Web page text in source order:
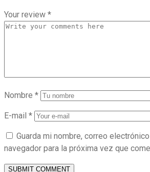
Your review *
Nombre *
E-mail *
Guarda mi nombre, correo
navegador para la próxima vez que
SUBMIT COMMENT